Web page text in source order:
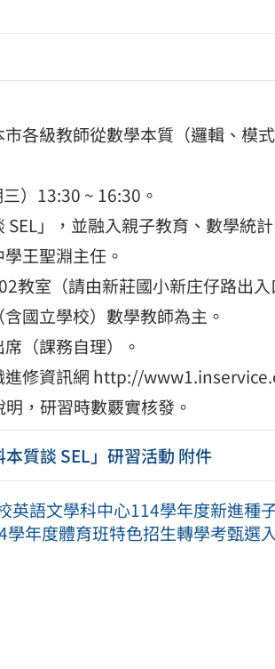
各級教師從數學本質（邏輯、模
）13:30 ~ 16:30。
」，並融入親子教育、數學統
王聖淵主任。
教室（請由新莊國小新庄仔路出入
國立學校）數學教師為主。
（課務自理）。
進修資訊網 http://
，研習時數覈實核發。
質談 SEL」研習活動 附件
英語文學科中心114學年度新進種
年度體育班特色招生轉學考甄選